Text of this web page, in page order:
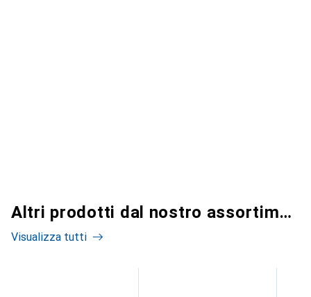
Altri prodotti dal nostro assortimento
Visualizza tutti